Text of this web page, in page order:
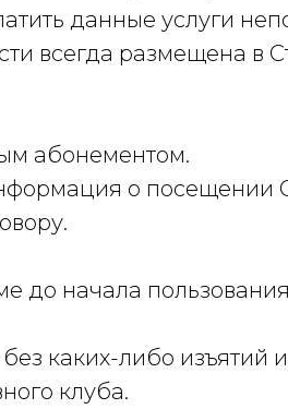
данные услуги
всегда размещена в
абонементом.
о посещении
до начала
каких-либо изъятий
клуба.